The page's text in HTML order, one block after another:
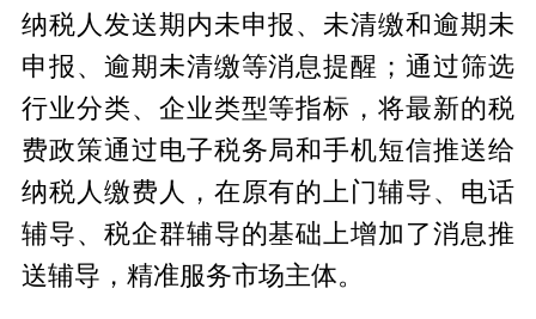
纳税人发送期内未申报、未清缴和逾期未
申报、逾期未清缴等消息提醒；通过筛选
行业分类、企业类型等指标，将最新的税
费政策通过电子税务局和手机短信推送给
纳税人缴费人，在原有的上门辅导、电话
辅导、税企群辅导的基础上增加了消息推
送辅导，精准服务市场主体。